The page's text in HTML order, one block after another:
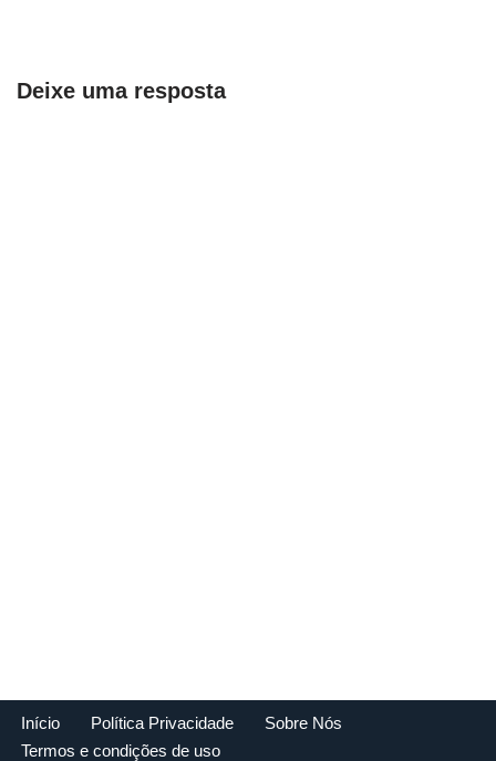
Deixe uma resposta
Início Política Privacidade
Sobre Nós
Termos e condições de uso